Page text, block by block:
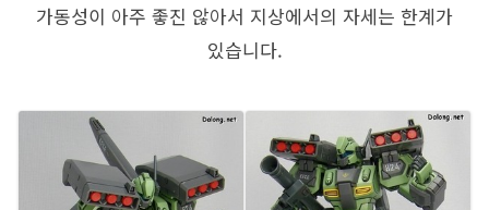
가동성이 아주 좋진 않아서 지상에서의 자세는 한계가
있습니다.